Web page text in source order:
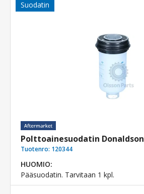
Suodatin
Polttoainesuodatin Donaldson
Tuotenro: 120344
HUOMIO:
Pääsuodatin. Tarvitaan 1 kpl.